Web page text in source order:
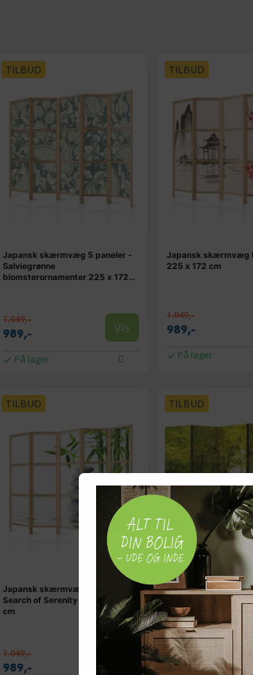
TILBUD
Japansk skærmvæg 5 paneler -
Salviegrønne
blomsterornamenter 225 x 172
1.049,-
989,- Vis
På lager
TILBUD
Japansk skærmvæg
225 x 172 cm
1.049,-
989,-
På lager
TILBUD
Japansk skærmvæg rumdeler In
Search of Serenity II 225 × 172
cm
1.049,-
989,-
TILBUD
Skærmvæg
panels rumdeler 225
1.149,-
1.089,-